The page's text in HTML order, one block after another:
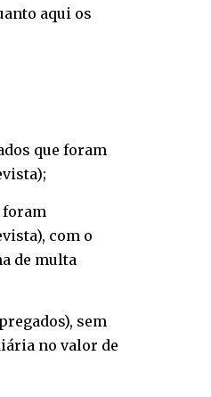
aqui os
que foram
foram
com o
de multa
sem
no valor de